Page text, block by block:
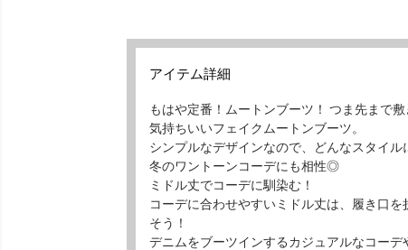
アイテム詳細
もはや定番！ムートンブーツ！ つま先まで
気持ちいいフェイクムートンブーツ。
シンプルなデザインなので、どんなスタイル
冬のワントーンコーデにも相性◎
ミドル丈でコーデに馴染む！
コーデに合わせやすいミドル丈は、履き口
そう！
デニムをブーツインするカジュアルなコー